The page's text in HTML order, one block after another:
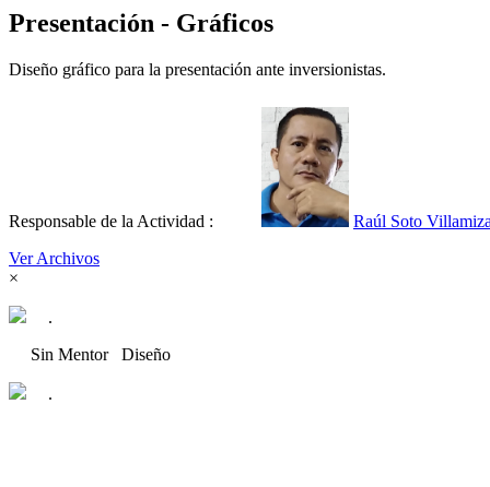
Presentación - Gráficos
Diseño gráfico para la presentación ante inversionistas.
Responsable de la Actividad :
Raúl Soto
Ver Archivos
×
.
Sin Mentor Diseño
.